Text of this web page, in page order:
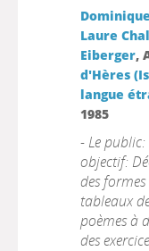
Laure
Eiberger,
d'Hères
langue
1985
- Le
objectif:
des
tableaux
poèmes à
des